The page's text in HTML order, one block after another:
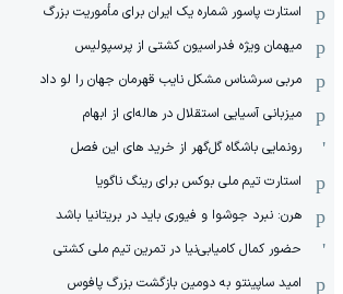
استارت پاسور شماره یک ایران برای مأموریت بزرگ
میهمان ویژه فدراسیون کشتی از پرسپولیس
مربی سرشناس مشکل نایب قهرمان جهان را لو داد
میزبانی آسیایی استقلال در هاله‌ای از ابهام
رونمایی باشگاه گل‌گهر از خرید های این فصل
استارت تیم ملی بوکس برای رینگ ناگویا
هرن: نبرد جوشوا و فیوری باید در بریتانیا باشد
حضور کمال کامیابی‌نیا در تمرین تیم ملی کشتی
امید ساپینتو به دومین بازگشت بزرگ پافوس